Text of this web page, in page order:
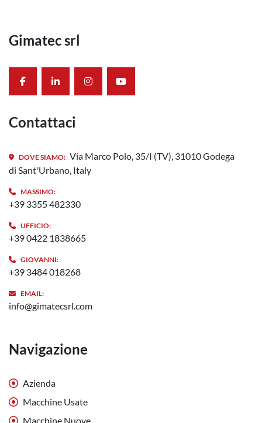
Gimatec srl
facebooklinkedininstagramyoutube
Contattaci
DOVE SIAMO: Via Marco Polo, 35/I (TV), 31010 Godega
di Sant'Urbano, Italy
MASSIMO:
+39 3355 482330
UFFICIO:
+39 0422 1838665
GIOVANNI:
+39 3484 018268
EMAIL:
info@gimatecsrl.com
Navigazione
Azienda
Macchine Usate
Macchine Nuove